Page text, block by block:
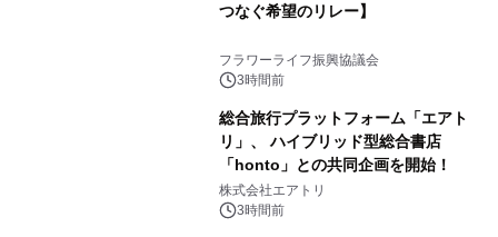
つなぐ希望のリレー】
フラワーライフ振興協議会
3時間前
総合旅行プラットフォーム「エアト
リ」、 ハイブリッド型総合書店
「honto」との共同企画を開始！
株式会社エアトリ
3時間前